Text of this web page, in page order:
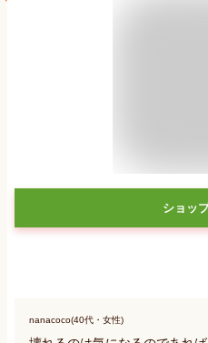
ショッ
nanacoco(40代・女性)